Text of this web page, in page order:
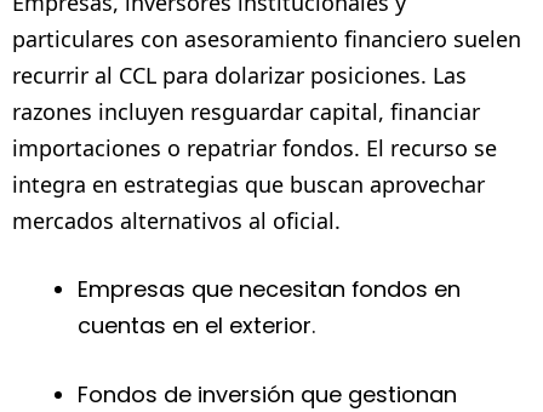
particulares con asesoramiento financiero suelen
recurrir al CCL para dolarizar posiciones. Las
razones incluyen resguardar capital, financiar
importaciones o repatriar fondos. El recurso se
integra en estrategias que buscan aprovechar
mercados alternativos al oficial.
Empresas que necesitan fondos en
cuentas en el exterior.
Fondos de inversión que gestionan